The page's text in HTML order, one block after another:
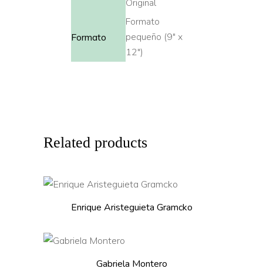
Original
Formato
Formato
pequeño (9″ x
12″)
Related products
Enrique Aristeguieta Gramcko
Gabriela Montero